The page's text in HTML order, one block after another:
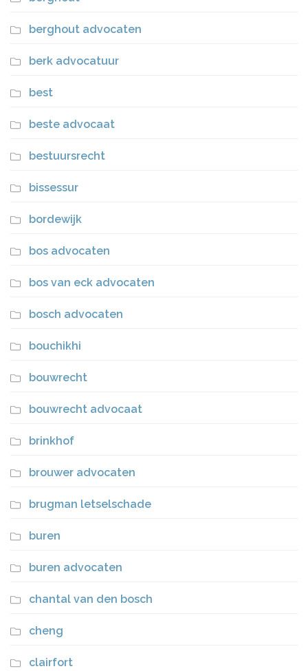
berghout advocaten
berk advocatuur
best
beste advocaat
bestuursrecht
bissessur
bordewijk
bos advocaten
bos van eck advocaten
bosch advocaten
bouchikhi
bouwrecht
bouwrecht advocaat
brinkhof
brouwer advocaten
brugman letselschade
buren
buren advocaten
chantal van den bosch
cheng
clairfort